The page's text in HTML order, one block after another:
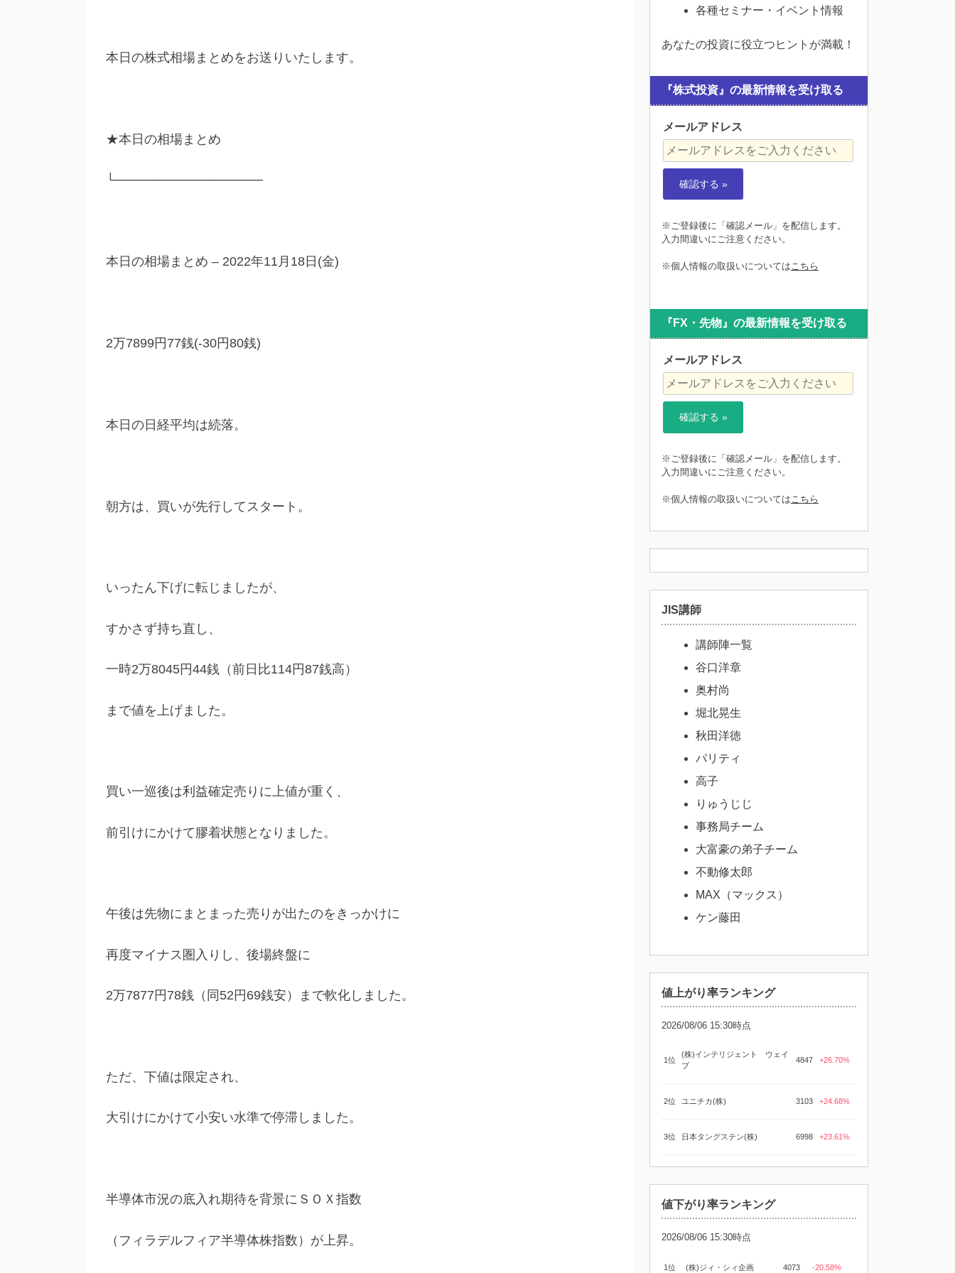
本日の株式相場まとめをお送りいたします。
★本日の相場まとめ
└────────────────
本日の相場まとめ – 2022年11月18日(金)
2万7899円77銭(-30円80銭)
本日の日経平均は続落。
朝方は、買いが先行してスタート。
いったん下げに転じましたが、
すかさず持ち直し、
一時2万8045円44銭（前日比114円87銭高）
まで値を上げました。
買い一巡後は利益確定売りに上値が重く、
前引けにかけて膠着状態となりました。
午後は先物にまとまった売りが出たのをきっかけに
再度マイナス圏入りし、後場終盤に
2万7877円78銭（同52円69銭安）まで軟化しました。
ただ、下値は限定され、
大引けにかけて小安い水準で停滞しました。
半導体市況の底入れ期待を背景にＳＯＸ指数
（フィラデルフィア半導体株指数）が上昇。
各種セミナー・イベント情報
あなたの投資に役立つヒントが満載！
『株式投資』の最新情報を受け取る
メールアドレス
※ご登録後に「確認メール」を配信します。
入力間違いにご注意ください。
※個人情報の取扱いについては こちら
『FX・先物』の最新情報を受け取る
メールアドレス
※ご登録後に「確認メール」を配信します。
入力間違いにご注意ください。
※個人情報の取扱いについてはこちら
JIS講師
講師陣一覧
谷口洋章
奥村尚
堀北晃生
秋田洋徳
パリティ
高子
りゅうじじ
事務局チーム
大富豪の弟子チーム
不動修太郎
MAX（マックス）
ケン藤田
値上がり率ランキング
2026/08/06 15:30時点
1位
(株)インテリジェント ウェイ
ブ
4847 +26.70%
2位 ユニチカ(株) 3103 +24.68%
3位 日本タングステン(株) 6998 +23.61%
値下がり率ランキング
2026/08/06 15:30時点
1位 (株)ジィ・シィ企画 4073 -20.58%